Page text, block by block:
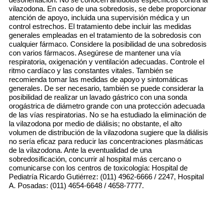
vilazodona. En caso de una sobredosis, se debe proporcionar
atención de apoyo, incluida una supervisión médica y un
control estrechos. El tratamiento debe incluir las medidas
generales empleadas en el tratamiento de la sobredosis con
cualquier fármaco. Considere la posibilidad de una sobredosis
con varios fármacos. Asegúrese de mantener una vía
respiratoria, oxigenación y ventilación adecuadas. Controle el
ritmo cardíaco y las constantes vitales. También se
recomienda tomar las medidas de apoyo y sintomáticas
generales. De ser necesario, también se puede considerar la
posibilidad de realizar un lavado gástrico con una sonda
orogástrica de diámetro grande con una protección adecuada
de las vías respiratorias. No se ha estudiado la eliminación de
la vilazodona por medio de diálisis; no obstante, el alto
volumen de distribución de la vilazodona sugiere que la diálisis
no sería eficaz para reducir las concentraciones plasmáticas
de la vilazodona. Ante la eventualidad de una
sobredosificación, concurrir al hospital más cercano o
comunicarse con los centros de toxicología: Hospital de
Pediatría Ricardo Gutiérrez: (011) 4962-6666 / 2247, Hospital
A. Posadas: (011) 4654-6648 / 4658-7777.